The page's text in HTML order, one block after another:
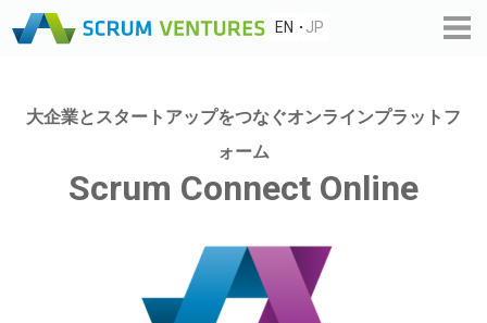
EN JP
大企業とスタートアップをつなぐオンラインプラットフ
ォーム
Scrum Connect Online